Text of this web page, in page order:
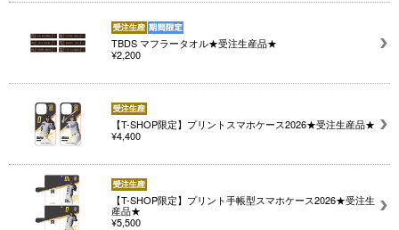
TBDS マフラータオル★受注生産品★
¥2,200
【T-SHOP限定】プリントスマホケース2026★受注生産品★
¥4,400
【T-SHOP限定】プリント手帳型スマホケース2026★受注生
産品★
¥5,500